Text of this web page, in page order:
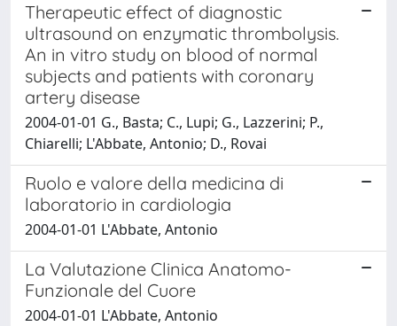
Therapeutic effect of diagnostic
ultrasound on enzymatic thrombolysis.
An in vitro study on blood of normal
subjects and patients with coronary
artery disease
2004-01-01 G., Basta; C., Lupi; G., Lazzerini; P.,
Chiarelli; L'Abbate, Antonio; D., Rovai
Ruolo e valore della medicina di
laboratorio in cardiologia
2004-01-01 L'Abbate, Antonio
La Valutazione Clinica Anatomo-
Funzionale del Cuore
2004-01-01 L'Abbate, Antonio